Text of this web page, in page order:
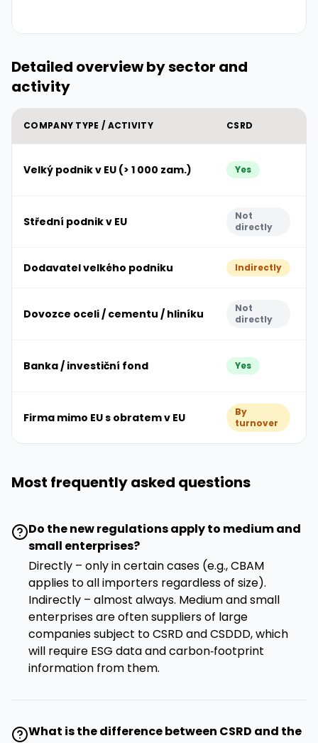
Detailed overview by sector and
activity
COMPANY TYPE / ACTIVITY CSRD
Velký podnik v EU (> 1 000 zam.) Yes
Střední podnik v EU
Not
directly
Dodavatel velkého podniku Indirectly
Dovozce oceli / cementu / hliníku
Not
directly
Banka / investiční fond Yes
Firma mimo EU s obratem v EU
By
turnover
Most frequently asked questions
Do the new regulations apply to medium and
small enterprises?
Directly – only in certain cases (e.g., CBAM
applies to all importers regardless of size).
Indirectly – almost always. Medium and small
enterprises are often suppliers of large
companies subject to CSRD and CSDDD, which
will require ESG data and carbon‑footprint
information from them.
What is the difference between CSRD and the